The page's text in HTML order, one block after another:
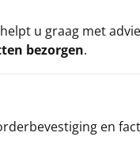
helpt u graag met
bezorgen.
en